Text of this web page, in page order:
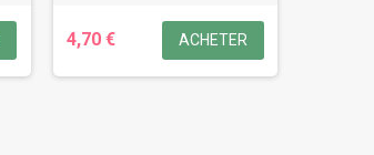
4,70 € ACHETER